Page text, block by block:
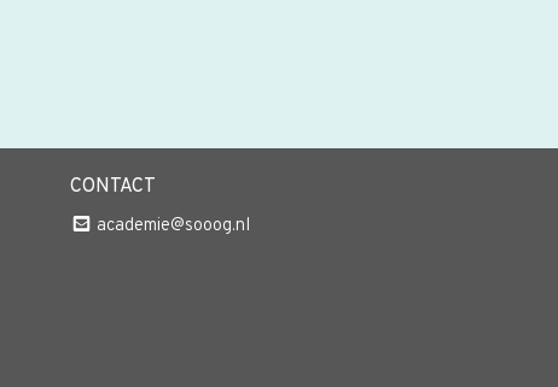
CONTACT
academie@sooog.nl